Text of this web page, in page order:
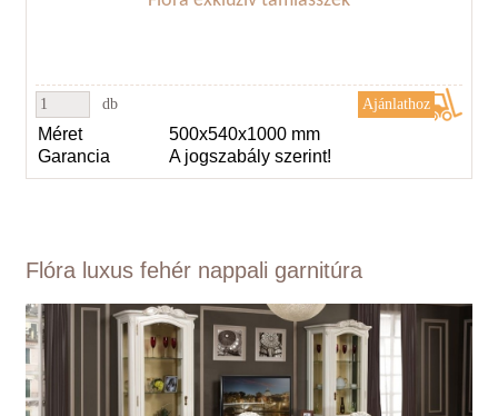
db
Méret
500x540x1000 mm
Garancia
A jogszabály szerint!
Flóra luxus fehér nappali garnitúra